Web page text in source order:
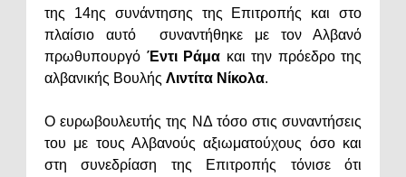
της 14ης συνάντησης της Επιτροπής και στο
πλαίσιο αυτό συναντήθηκε με τον Αλβανό
πρωθυπουργό Έντι Ράμα και την πρόεδρο της
αλβανικής Βουλής Λιντίτα Νίκολα.
Ο ευρωβουλευτής της ΝΔ τόσο στις συναντήσεις
του με τους Αλβανούς αξιωματούχους όσο και
στη συνεδρίαση της Επιτροπής τόνισε ότι